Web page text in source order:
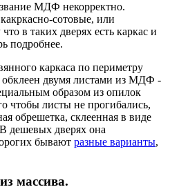
МДФ некорректно.
сотовые, или
в таких дверях есть каркас и
подробнее.
каркаса по периметру
обклеен двумя листами из МДФ -
образом из опилок
чтобы листы не прогибались,
обрешетка, склеенная в виде
В дешевых дверях она
бывают разные варианты,
массива.